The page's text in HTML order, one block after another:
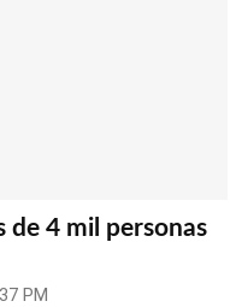
de 4 mil personas
PM